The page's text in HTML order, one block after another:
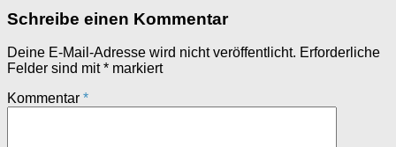
Schreibe einen Kommentar
Deine E-Mail-Adresse wird nicht veröffentlicht. Erforderliche
Felder sind mit* markiert
Kommentar *